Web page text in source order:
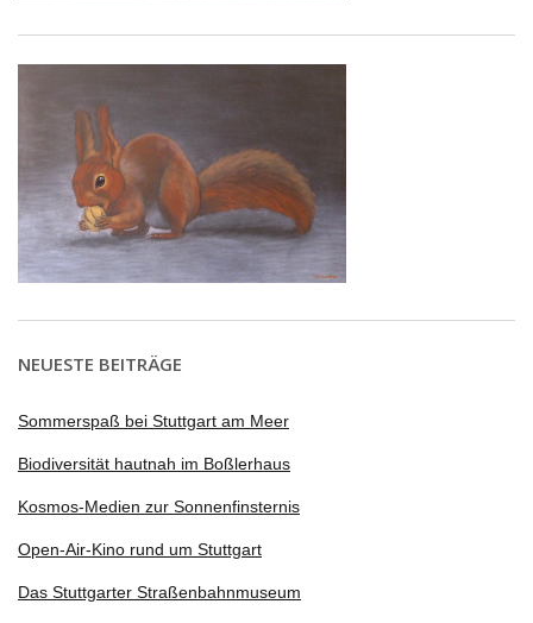
NEUESTE BEITRÄGE
Sommerspaß bei Stuttgart am Meer
Biodiversität hautnah im Boßlerhaus
Kosmos-Medien zur Sonnenfinsternis
Open-Air-Kino rund um Stuttgart
Das Stuttgarter Straßenbahnmuseum